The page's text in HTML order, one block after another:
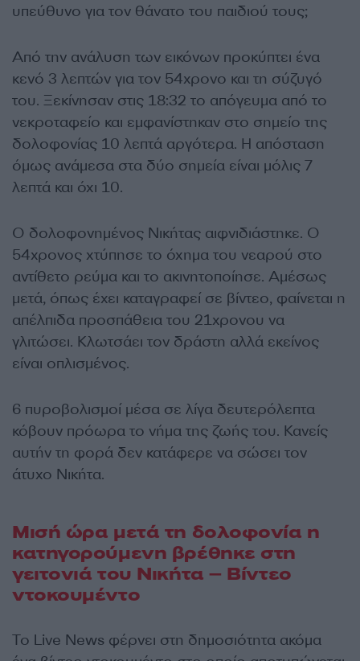
υπεύθυνο για τον θάνατο του παιδιού τους;
Από την ανάλυση των εικόνων προκύπτει ένα
κενό 3 λεπτών για τον 54χρονο και τη σύζυγό
του. Ξεκίνησαν στις 18:32 το απόγευμα από το
νεκροταφείο και εμφανίστηκαν στο σημείο της
δολοφονίας 10 λεπτά αργότερα. Η απόσταση
όμως ανάμεσα στα δύο σημεία είναι μόλις 7
λεπτά και όχι 10.
Ο δολοφονημένος Νικήτας αιφνιδιάστηκε. Ο
54χρονος χτύπησε το όχημα του νεαρού στο
αντίθετο ρεύμα και το ακινητοποίησε. Αμέσως
μετά, όπως έχει καταγραφεί σε βίντεο, φαίνεται η
απέλπιδα προσπάθεια του 21χρονου να
γλιτώσει. Κλωτσάει τον δράστη αλλά εκείνος
είναι οπλισμένος.
6 πυροβολισμοί μέσα σε λίγα δευτερόλεπτα
κόβουν πρόωρα το νήμα της ζωής του. Κανείς
αυτήν τη φορά δεν κατάφερε να σώσει τον
άτυχο Νικήτα.
Μισή ώρα μετά τη δολοφονία η
κατηγορούμενη βρέθηκε στη
γειτονιά του Νικήτα – Βίντεο
ντοκουμέντο
Το Live News φέρνει στη δημοσιότητα ακόμα